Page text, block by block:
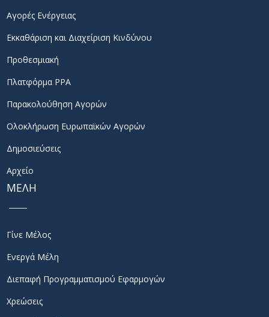
Αγορές Ενέργειας
Εκκαθάριση και Διαχείριση Κινδύνου
Προθεσμιακή
Πλατφόρμα PPA
Παρακολούθηση Αγορών
Ολοκλήρωση Ευρωπαϊκών Αγορών
Δημοσιεύσεις
Αρχείο
ΜΕΛΗ
Γίνε Μέλος
Ενεργά Μέλη
Διεπαφή Προγραμματισμού Εφαρμογών
Χρεώσεις